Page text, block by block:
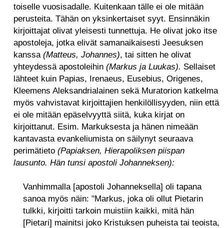
toiselle vuosisadalle. Kuitenkaan tälle ei ole mitään
perusteita. Tähän on yksinkertaiset syyt. Ensinnäkin
kirjoittajat olivat yleisesti tunnettuja. He olivat joko itse
apostoleja, jotka elivät samanaikaisesti Jeesuksen
kanssa (Matteus, Johannes), tai sitten he olivat
yhteydessä apostoleihin (Markus ja Luukas). Sellaiset
lähteet kuin Papias, Irenaeus, Eusebius, Origenes,
Kleemens Aleksandrialainen sekä Muratorion katkelma
myös vahvistavat kirjoittajien henkilöllisyyden, niin että
ei ole mitään epäselvyyttä siitä, kuka kirjat on
kirjoittanut. Esim. Markuksesta ja hänen nimeään
kantavasta evankeliumista on säilynyt seuraava
perimätieto (Papiaksen, Hierapoliksen piispan
lausunto. Hän tunsi apostoli Johanneksen):
Vanhimmalla [apostoli Johanneksella] oli tapana
sanoa myös näin: "Markus, joka oli ollut Pietarin
tulkki, kirjoitti tarkoin muistiin kaikki, mitä hän
[Pietari] mainitsi joko Kristuksen puheista tai teoista,